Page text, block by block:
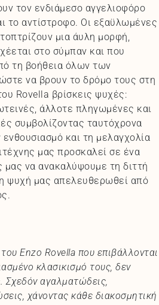
τον ενδιάμεσο αγγελιοφόρο
το αντίστροφο. Οι εξαϋλωμένες
μια άυλη μορφή,
στο σύμπαν και που
τη βοήθεια όλων των
να βρουν το δρόμο τους στη
Rovella βρίσκεις ψυχές:
άλλοτε πληγωμένες και
συμβολίζοντας ταυτόχρονα
και τη μελαγχολία
μας προσκαλεί σε ένα
να ανακαλύψουμε τη διττή
ψυχή μας απελευθερωθεί από
Enzo Rovella που επιβάλλονται
κλασικισμό τους, δεν
Σχεδόν αγαλματώδεις,
χάνοντας κάθε διακοσμητική